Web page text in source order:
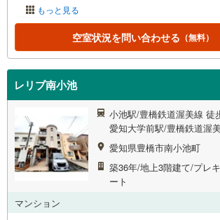
もっと見る
空室状況を問い合わせる （無料）
レリブ南小池
小池駅/豊橋鉄道渥美線 徒
愛知大学前駅/豊橋鉄道渥
愛知県豊橋市南小池町
築36年/地上3階建て/プレ
ート
マンション